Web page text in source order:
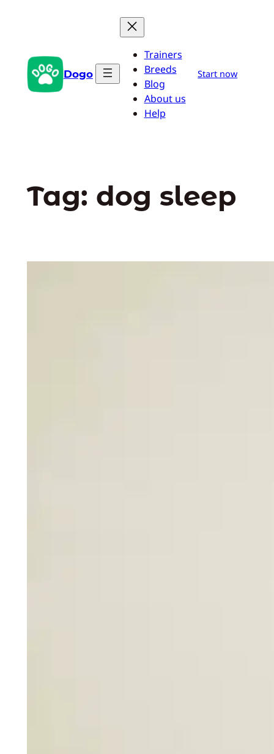
Dogo
Trainers
Breeds
Blog
About us
Help
Start now
Tag: dog sleep